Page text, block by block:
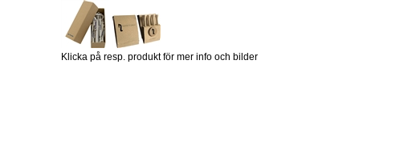
Klicka på resp. produkt för mer info och bilder